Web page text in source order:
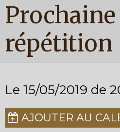
Prochaine
répétition
Le 15/05/2019 de
AJOUTER AU